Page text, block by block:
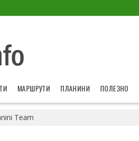
МАРШРУТИ ПЛАНИНИ ПОЛЕЗНО
Team